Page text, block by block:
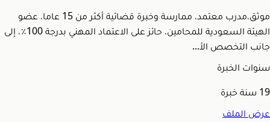
موثق،مدرب معتمد، ممارسة وخبرة قضائية أكثر من 15 عاما، عضو
الهيئة السعودية للمحامين، حائز على الاعتماد المهني بدرجة 100٪، إلى
جانب التخصص الأ...
سنوات الخبرة
19 سنة خبرة
عرض الملف